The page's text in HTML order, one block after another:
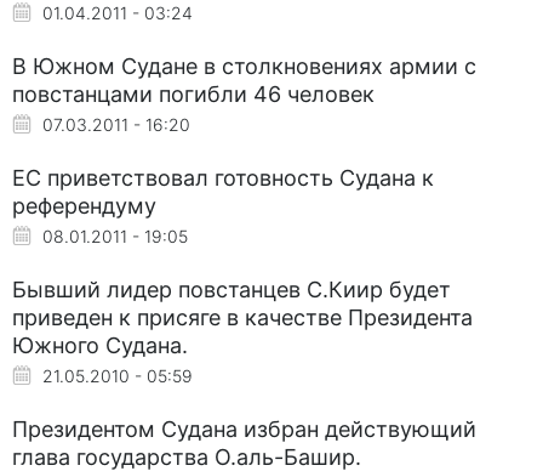
01.04.2011 - 03:24
В Южном Судане в столкновениях армии с
повстанцами погибли 46 человек
07.03.2011 - 16:20
ЕС приветствовал готовность Судана к
референдуму
08.01.2011 - 19:05
Бывший лидер повстанцев С.Киир будет
приведен к присяге в качестве Президента
Южного Судана.
21.05.2010 - 05:59
Президентом Судана избран действующий
глава государства О.аль-Башир.